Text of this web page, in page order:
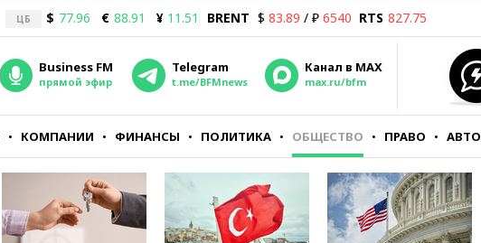
ЦБ $ 77.96 € 88.91 ¥ 11.51 BRENT $ 83.89 / ₽ 6540 RTS 827.75
Business FM
прямой эфир
Telegram
t.me/BFMnews
Канал в MAX
max.ru/bfm
КОМПАНИИ ФИНАНСЫ ПОЛИТИКА ОБЩЕСТВО ПРАВО АВТО